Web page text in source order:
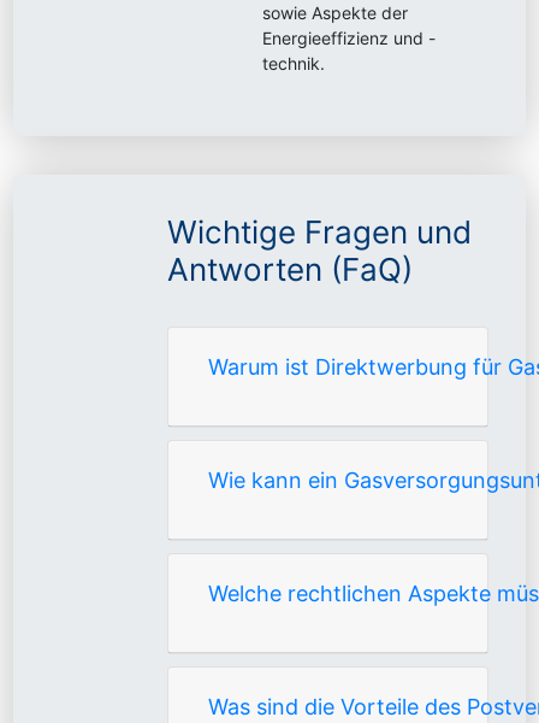
sowie Aspekte der
Energieeffizienz und -
technik.
Wichtige Fragen und
Antworten (FaQ)
Warum ist Direktwerbung für
Wie kann ein
Welche rechtlichen Aspekte
Was sind die Vorteile des